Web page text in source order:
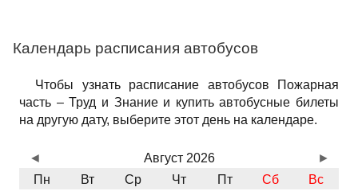
Календарь расписания автобусов
Чтобы узнать расписание автобусов Пожарная
часть – Труд и Знание и купить автобусные билеты
на другую дату, выберите этот день на календаре.
Август 2026
Пн
Вт Ср Чт Пт Сб
Вс
◄ ►